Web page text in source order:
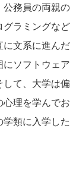
公務員の両親
グラミングな
に文系に進ん
にソフトウェ
して、大学は
心理を学んで
学類に入学した